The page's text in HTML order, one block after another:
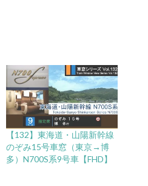
【132】東海道・山陽新幹線
のぞみ15号車窓（東京→博
多）N700S系9号車【FHD】